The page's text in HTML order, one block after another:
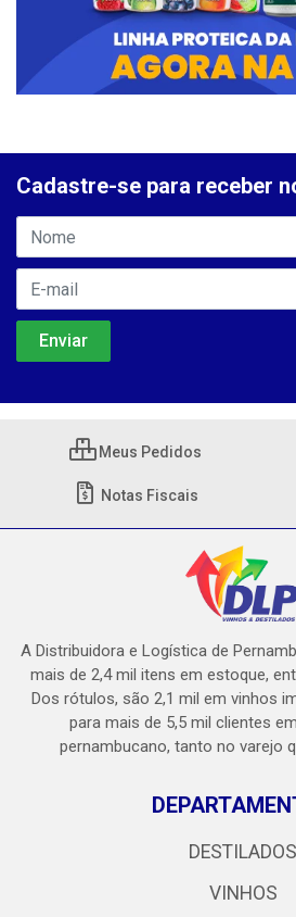
Cadastre-se para receber
Meus Pedidos
Notas Fiscais
A Distribuidora e Logística de
mais de 2,4 mil itens em estoque,
Dos rótulos, são 2,1 mil em vinhos
para mais de 5,5 mil clientes
pernambucano, tanto no varejo
DESTILADOS
VINHOS